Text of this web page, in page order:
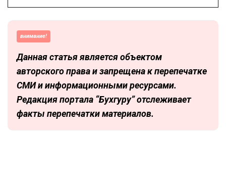
внимание!
Данная статья является объектом
авторского права и запрещена к перепечатке
СМИ и информационными ресурсами.
Редакция портала “Бухгуру” отслеживает
факты перепечатки материалов.